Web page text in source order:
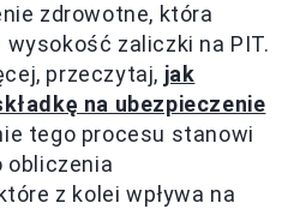
zdrowotne, która
zaliczki na PIT.
przeczytaj, jak
na ubezpieczenie
tego procesu stanowi
obliczenia
z kolei wpływa na